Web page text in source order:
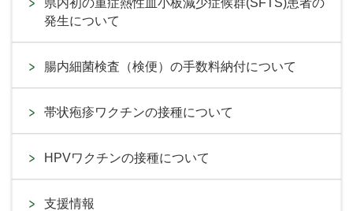
発生について
腸内細菌検査（検便）の手数料納付について
帯状疱疹ワクチンの接種について
HPVワクチンの接種について
支援情報